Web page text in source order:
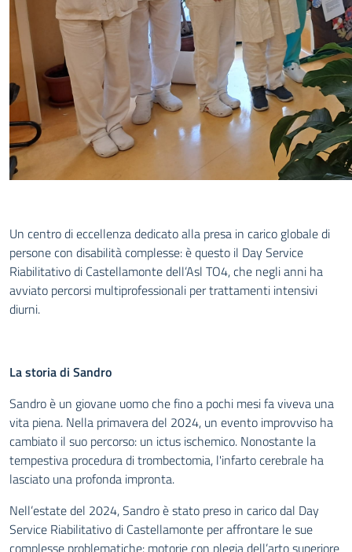
Un centro di eccellenza dedicato alla presa in carico globale di
persone con disabilità complesse: è questo il Day Service
Riabilitativo di Castellamonte dell’Asl TO4, che negli anni ha
avviato percorsi multiprofessionali per trattamenti intensivi
diurni.
La storia di Sandro
Sandro è un giovane uomo che fino a pochi mesi fa viveva una
vita piena. Nella primavera del 2024, un evento improvviso ha
cambiato il suo percorso: un ictus ischemico. Nonostante la
tempestiva procedura di trombectomia, l'infarto cerebrale ha
lasciato una profonda impronta.
Nell’estate del 2024, Sandro è stato preso in carico dal Day
Service Riabilitativo di Castellamonte per affrontare le sue
complesse problematiche: motorie con plegia dell’arto superiore